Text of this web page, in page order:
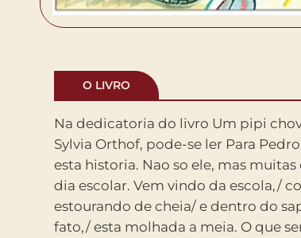
O LIVRO
Na dedicatoria do livro Um pipi
Sylvia Orthof, pode-se ler Para
esta historia. Nao so ele, mas muitas
dia escolar. Vem vindo da escola,/
estourando de cheia/ e dentro do
fato,/ esta molhada a meia. O que
Pedro sair da sala para ir ao banheiro.
sobre agua mais a vontade do
Pedroca nao aguenta,/ tres
todo segurar / mas o pipi sai a jato,/ como
molhando ate seu sapato,/ fazendo
sob a tonica do humor, do ludico,